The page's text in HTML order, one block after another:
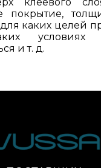
покрытие,
для каких целей
условиях
и т. д.